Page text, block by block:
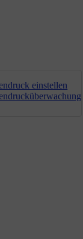
einstellen